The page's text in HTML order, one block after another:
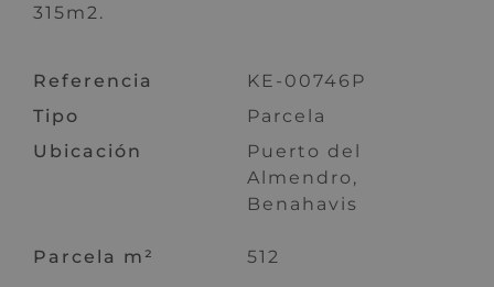
315m2.
Referencia
KE-00746P
Tipo
Parcela
Ubicación
Puerto del
Almendro,
Benahavis
Parcela m² 512